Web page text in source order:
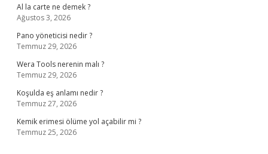
Al la carte ne demek ?
Ağustos 3, 2026
Pano yöneticisi nedir ?
Temmuz 29, 2026
Wera Tools nerenin malı ?
Temmuz 29, 2026
Koşulda eş anlamı nedir ?
Temmuz 27, 2026
Kemik erimesi ölüme yol açabilir mi ?
Temmuz 25, 2026